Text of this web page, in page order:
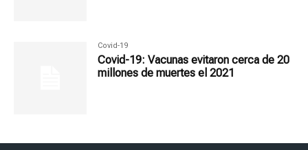
Covid-19
Covid-19: Vacunas evitaron cerca de 20
millones de muertes el 2021